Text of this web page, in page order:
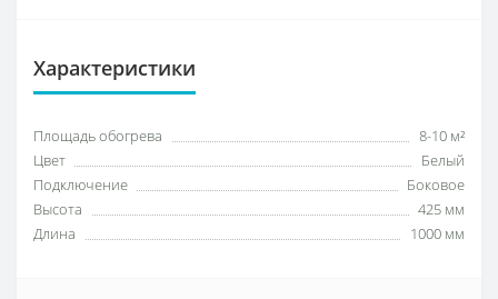
Характеристики
Площадь обогрева
8-10 м²
Цвет
Белый
Подключение
Боковое
Высота
425 мм
Длина
1000 мм